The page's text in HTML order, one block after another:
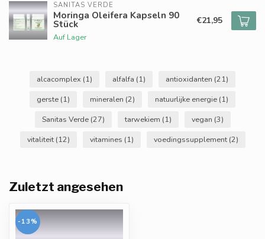
SANITAS VERDE
Moringa Oleifera Kapseln 90
Stück
Auf Lager
€21,95
alcacomplex (1) alfalfa (1) antioxidanten (21)
gerste (1) mineralen (2) natuurlijke energie (1)
Sanitas Verde (27) tarwekiem (1) vegan (3)
vitaliteit (12) vitamines (1) voedingssupplement (2)
Zuletzt angesehen
-13%